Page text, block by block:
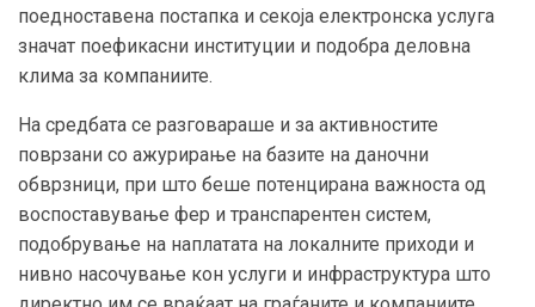
поедноставена постапка и секоја електронска услуга
значат поефикасни институции и подобра деловна
клима за компаниите.
На средбата се разговараше и за активностите
поврзани со ажурирање на базите на даночни
обврзници, при што беше потенцирана важноста од
воспоставување фер и транспарентен систем,
подобрување на наплатата на локалните приходи и
нивно насочување кон услуги и инфраструктура што